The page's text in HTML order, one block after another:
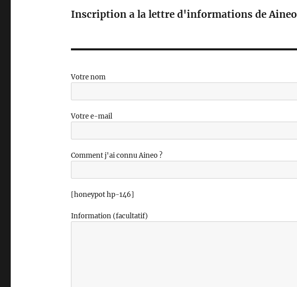
Inscription a la lettre d'informations de Aineo
Votre nom
Votre e-mail
Comment j'ai connu Aineo ?
[honeypot hp-146]
Information (facultatif)